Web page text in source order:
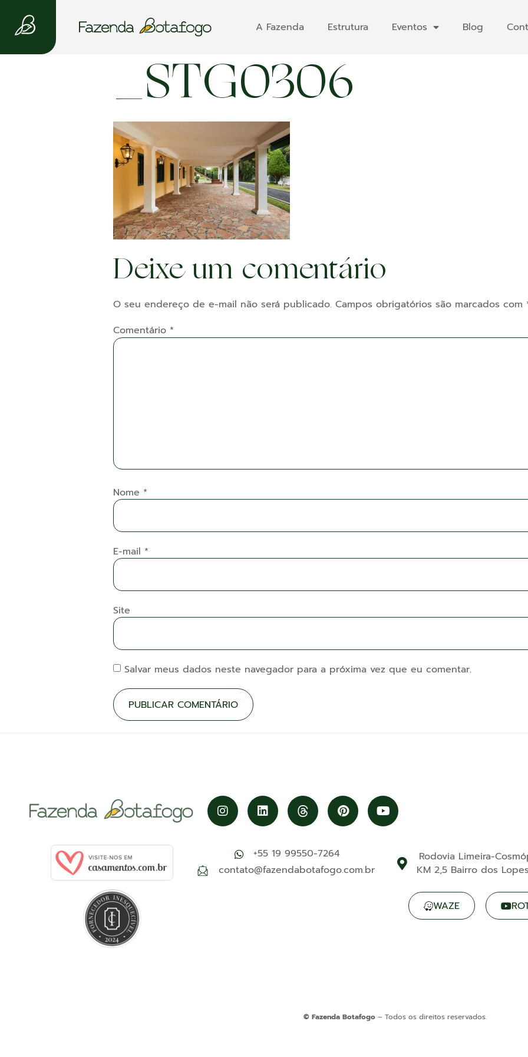
A Fazenda Estrutura Eventos Blog
_STG0306
Deixe um comentário
O seu endereço de e-mail não será publicado. Campos obrigatórios são marcados com
Comentário *
Nome *
E-mail *
Site
Salvar meus dados neste navegador para a próxima vez que eu comentar.
+55 19 99550-7264‬
contato@fazendabotafogo.com.br
Rodovia Limeira-
KM 2,5 Bairro dos
WAZE
© Fazenda Botafogo– Todos os direitos reservados.